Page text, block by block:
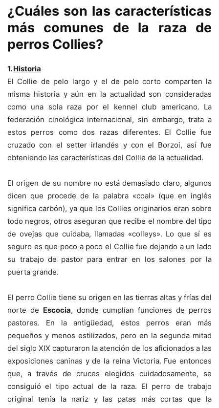
¿Cuáles son las características
más comunes de la raza de
perros Collies?
1.Historia
El Collie de pelo largo y el de pelo corto comparten la
misma historia y aún en la actualidad son consideradas
como una sola raza por el kennel club americano. La
federación cinológica internacional, sin embargo, trata a
estos perros como dos razas diferentes. El Collie fue
cruzado con el setter irlandés y con el Borzoi, así fue
obteniendo las características del Collie de la actualidad.
El origen de su nombre no está demasiado claro, algunos
dicen que procede de la palabra «coal» (que en inglés
significa carbón), ya que los Collies originarios eran sobre
todo negros, otros aseguran que recibe el nombre del tipo
de ovejas que cuidaba, llamadas «colleys». Lo que sí es
seguro es que poco a poco el Collie fue dejando a un lado
su trabajo de pastor para entrar en los salones por la
puerta grande.
El perro Collie tiene su origen en las tierras altas y frías del
norte de Escocia, donde cumplían funciones de perros
pastores. En la antigüedad, estos perros eran más
pequeños y menos estilizados, pero en la segunda mitad
del siglo XIX capturaron la atención de los aficionados a las
exposiciones caninas y de la reina Victoria. Fue entonces
que, a través de cruces elegidos cuidadosamente, se
consiguió el tipo actual de la raza. El perro de trabajo
original tenía la nariz y las patas más cortas que la